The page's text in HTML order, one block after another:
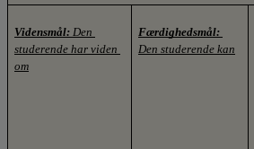
Vidensmål: Den
studerende har viden
om
Færdighedsmål:
Den studerende kan